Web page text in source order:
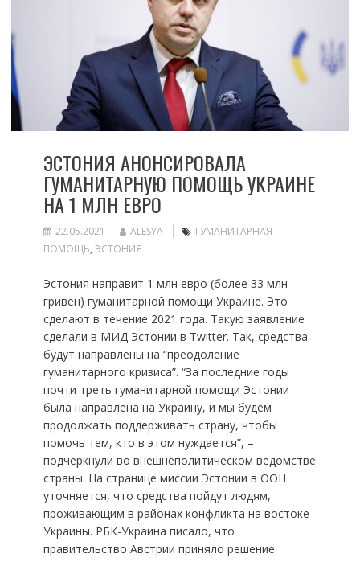
ЭСТОНИЯ АНОНСИРОВАЛА
ГУМАНИТАРНУЮ ПОМОЩЬ УКРАИНЕ
НА 1 МЛН ЕВРО
22.05.2021 ALESYA
ГУМАНИТАРНАЯ
ПОМОЩЬ, ЭСТОНИЯ
Эстония направит 1 млн евро (более 33 млн
гривен) гуманитарной помощи Украине. Это
сделают в течение 2021 года. Такую заявление
сделали в МИД Эстонии в Twitter. Так, средства
будут направлены на “преодоление
гуманитарного кризиса”. “За последние годы
почти треть гуманитарной помощи Эстонии
была направлена на Украину, и мы будем
продолжать поддерживать страну, чтобы
помочь тем, кто в этом нуждается”, –
подчеркнули во внешнеполитическом ведомстве
страны. На странице миссии Эстонии в ООН
уточняется, что средства пойдут людям,
проживающим в районах конфликта на востоке
Украины. РБК-Украина писало, что
правительство Австрии приняло решение